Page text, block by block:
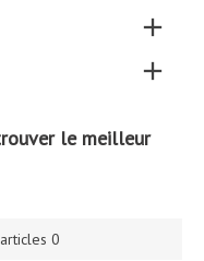
add
add
le meilleur
0